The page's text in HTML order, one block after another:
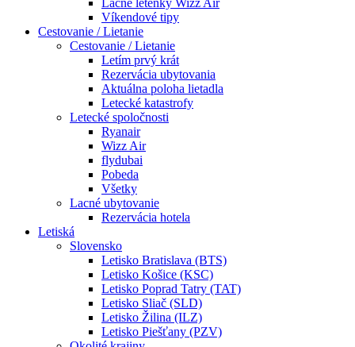
Lacné letenky Wizz Air
Víkendové tipy
Cestovanie / Lietanie
Cestovanie / Lietanie
Letím prvý krát
Rezervácia ubytovania
Aktuálna poloha lietadla
Letecké katastrofy
Letecké spoločnosti
Ryanair
Wizz Air
flydubai
Pobeda
Všetky
Lacné ubytovanie
Rezervácia hotela
Letiská
Slovensko
Letisko Bratislava (BTS)
Letisko Košice (KSC)
Letisko Poprad Tatry (TAT)
Letisko Sliač (SLD)
Letisko Žilina (ILZ)
Letisko Piešťany (PZV)